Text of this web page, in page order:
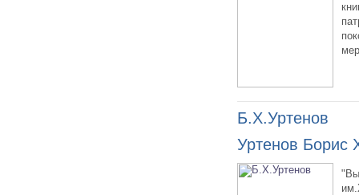
Б.Х.Уртенов
Уртенов Борис